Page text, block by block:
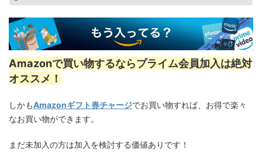
Amazonで買い物するならプライム会員加入は絶対
オススメ！
しかもAmazonギフト券チャージでお買い物すれば、お得で楽々
なお買い物ができます。
まだ未加入の方は加入を検討する価値ありです！